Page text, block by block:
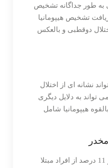
به طور جداگانه تشخیص
تشخیص هیپومانیا
دوقطبی و بالعکس
نشانه ای از اختلال
تواند به دلایل دیگری
هیپومانیا شامل
هیپومانیا و/یا افسردگی در 11 درصد از افراد مبتلا